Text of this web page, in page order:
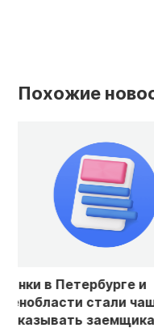
Похожие
и
чаще
в
как
взлома